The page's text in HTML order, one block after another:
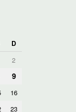
D
2
9
16
23